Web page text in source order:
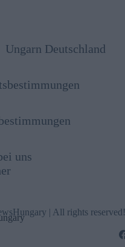
Ungarn Deutschland
uns
| All rights reserved!